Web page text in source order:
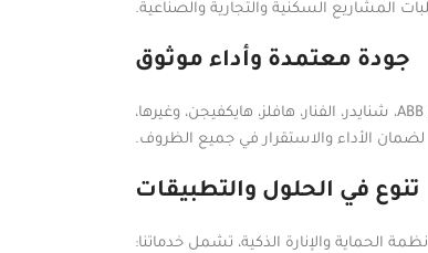
المشاريع السكنية والتجارية والصناعية.
جودة معتمدة وأداء موثوق
نوفّر منتجات عالية الجودة من أبرز الشركات العالمية مثل ABB، شنايدر، الفنار، هافلز، هايكفيجن، وغيرها،
لضمان الأداء والاستقرار في جميع الظروف.
تنوع في الحلول والتطبيقات
الحماية والإنارة الذكية، تشمل خدماتنا: